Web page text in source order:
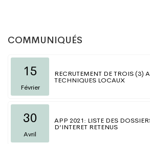
COMMUNIQUÉS
15
Février
RECRUTEMENT DE TROIS (3)
TECHNIQUES LOCAUX
30
Avril
APP 2021: LISTE DES
D’INTERET RETENUS